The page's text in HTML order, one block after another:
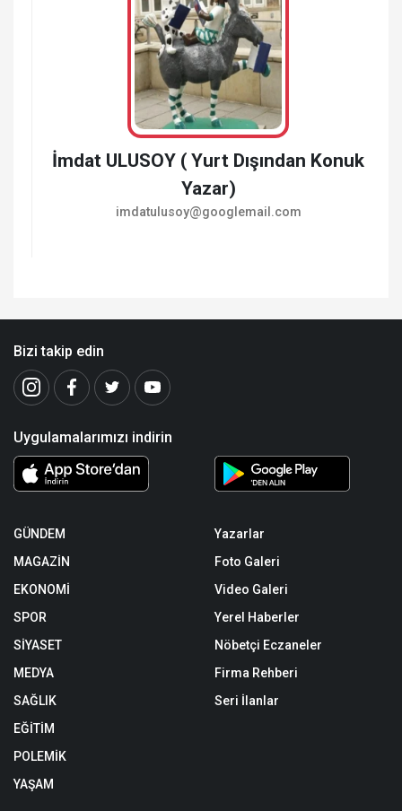
İmdat ULUSOY ( Yurt Dışından Konuk
Yazar)
imdatulusoy@googlemail.com
Bizi takip edin
Uygulamalarımızı indirin
GÜNDEM
MAGAZİN
EKONOMİ
SPOR
SİYASET
MEDYA
SAĞLIK
EĞİTİM
POLEMİK
YAŞAM
Yazarlar
Foto Galeri
Video Galeri
Yerel Haberler
Nöbetçi Eczaneler
Firma Rehberi
Seri İlanlar